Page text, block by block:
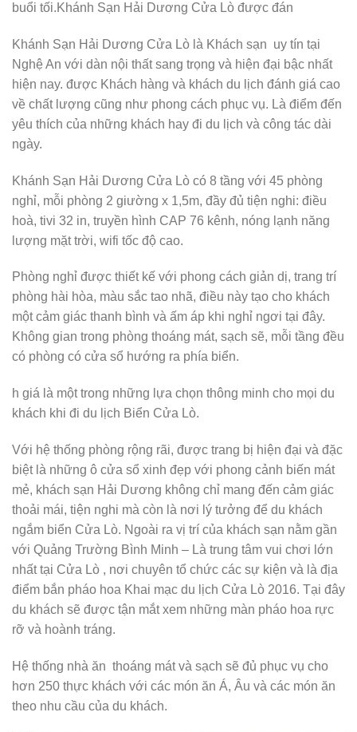
buổi tối.Khánh Sạn Hải Dương Cửa Lò được đán
Khánh Sạn Hải Dương Cửa Lò là Khách sạn uy tín tại
Nghệ An với dàn nội thất sang trọng và hiện đại bậc nhất
hiện nay. được Khách hàng và khách du lịch đánh giá cao
về chất lượng cũng như phong cách phục vụ. Là điểm đến
yêu thích của những khách hay đi du lịch và công tác dài
ngày.
Khánh Sạn Hải Dương Cửa Lò có 8 tầng với 45 phòng
nghỉ, mỗi phòng 2 giường x 1,5m, đầy đủ tiện nghi: điều
hoà, tivi 32 in, truyền hình CAP 76 kênh, nóng lạnh năng
lượng mặt trời, wifi tốc độ cao.
Phòng nghỉ được thiết kế với phong cách giản dị, trang trí
phòng hài hòa, màu sắc tao nhã, điều này tạo cho khách
một cảm giác thanh bình và ấm áp khi nghỉ ngơi tại đây.
Không gian trong phòng thoáng mát, sạch sẽ, mỗi tầng đều
có phòng có cửa sổ hướng ra phía biển.
h giá là một trong những lựa chọn thông minh cho mọi du
khách khi đi du lịch Biển Cửa Lò.
Với hệ thống phòng rộng rãi, được trang bị hiện đại và đặc
biệt là những ô cửa sổ xinh đẹp với phong cảnh biến mát
mẻ, khách sạn Hải Dương không chỉ mang đến cảm giác
thoải mái, tiện nghi mà còn là nơi lý tưởng để du khách
ngắm biển Cửa Lò. Ngoài ra vị trí của khách sạn nằm gần
với Quảng Trường Bình Minh – Là trung tâm vui chơi lớn
nhất tại Cửa Lò , nơi chuyên tổ chức các sự kiện và là địa
điểm bắn pháo hoa Khai mạc du lịch Cửa Lò 2016. Tại đây
du khách sẽ được tận mắt xem những màn pháo hoa rực
rỡ và hoành tráng.
Hệ thống nhà ăn thoáng mát và sạch sẽ đủ phục vụ cho
hơn 250 thực khách với các món ăn Á, Âu và các món ăn
theo nhu cầu của du khách.